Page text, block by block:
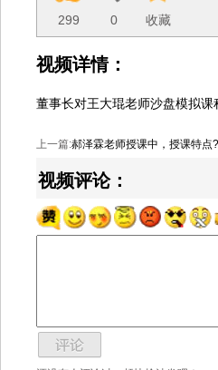
299 0 收藏
视频详情：
董事长对王大琨老师沙盘模拟课
上一篇:郝泽霖老师授课中，授课特点
视频评论：